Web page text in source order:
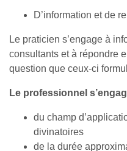
D’information et de
Le praticien s’engage à
consultants et à répondre
question que ceux-ci
Le professionnel
du champ
divinatoires
de la durée